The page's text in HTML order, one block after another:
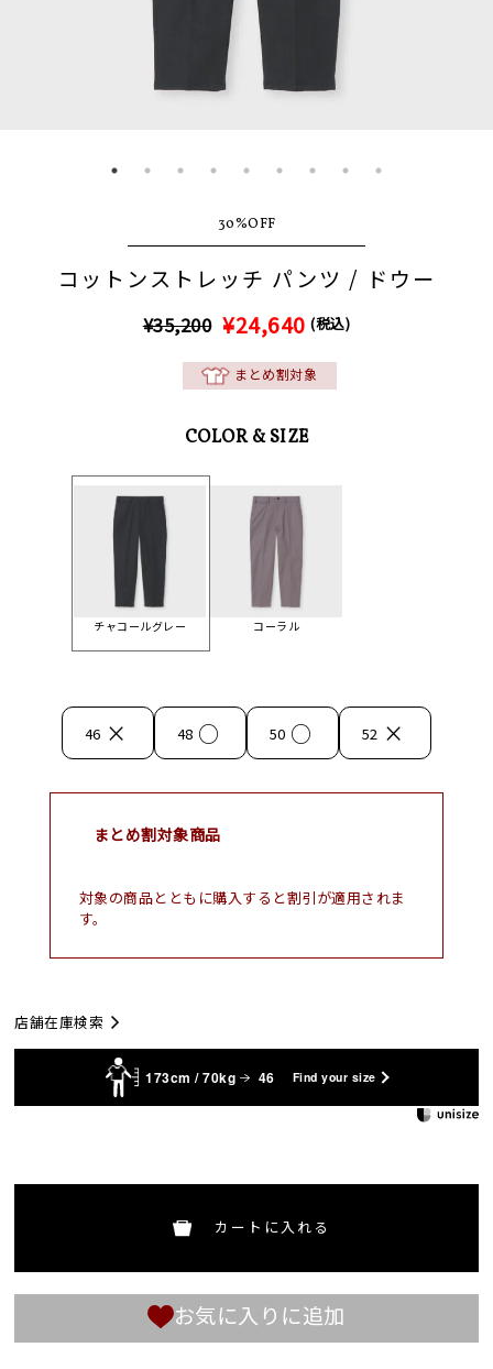
30%OFF
コットンストレッチ パンツ / ドウー
¥35,200 ¥24,640 (税込)
まとめ割対象
COLOR & SIZE
チャコールグレー コーラル
46 × 48 ○ 50 ○ 52 ×
まとめ割対象商品
対象の商品とともに購入すると割引が適用されま
す。
店舗在庫検索
173cm / 70kg 46 Find your size
カートに入れる
お気に入りに追加